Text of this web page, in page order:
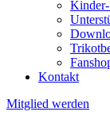
Kinder-
Kontakt
Mitglied werden